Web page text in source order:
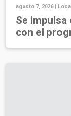
agosto 7, 2026 |
Se impulsa
con el